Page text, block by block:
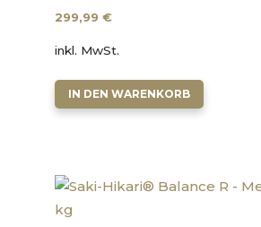
299,99 €
inkl. MwSt.
IN DEN WARENKORB